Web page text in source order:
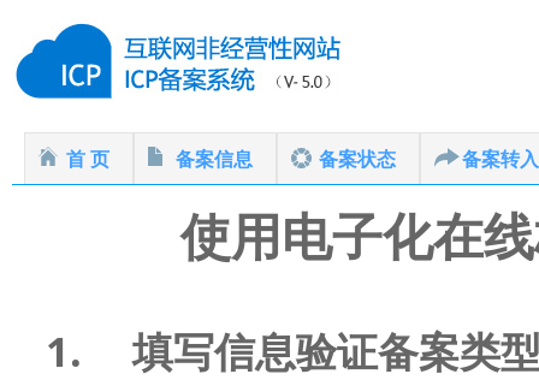
首 页 备案信息 备案状态 备案转入
使用电子化在
1. 填写信息验证备案类